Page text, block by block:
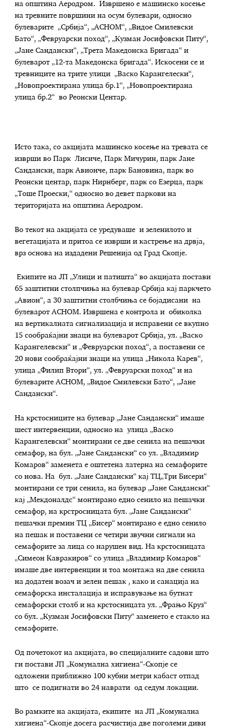
на општина Аеродром. Извршено е машинско косење
на тревните површини на осум булевари, односно
булеварите „Србија“, „АСНОМ“, „Видое Смилевски
Бато“, „Февруарски поход“, „Кузман Јосифовски Питу“,
„Јане Сандански“, „Трета Македонска Бригада“ и
булеварот „12-та Македонска бригада“. Искосени се и
тревниците на трите улици „Васко Карангелески“,
„Новопроектирана улица бр.1“, „Новопроектирана
улица бр.2“ во Реонски Центар.
Исто така, со акцијата машинско косење на тревата се
изврши во Парк Лисиче, Парк Мичурин, парк Јане
Сандански, парк Авионче, парк Бановина, парк во
Реонски центар, парк Нирнберг, парк со Езерца, парк
„Тоше Проески,“ односно во девет паркови на
територијата на општина Аеродром.
Во текот на акцијата се уредуваше и зеленилото и
вегетацијата и притоа се изврши и кастрење на дрвја,
врз основа на издадени Решенија од Град Скопје.
Екипите на ЈП „Улици и патишта“ во акцијата постави
65 заштитни столпчиња на булевар Србија кај паркчето
„Авион“, а 30 заштитни столбчиња се бојадисани на
булеварот АСНОМ. Извршена е контрола и обиколка
на вертикалната сигнализација и исправени се вкупно
15 сообраќајни знаци на булеварот Србија, ул. „Васко
Карангелевски“ и „Февруарски поход“, а поставени се
20 нови сообраќајни знаци на улица „Никола Карев“,
улица „Филип Втори“, ул. „Февруарски поход“ и на
булеварите АСНОМ, „Видое Смилевски Бато“, „Јане
Сандански“.
На крстосниците на булевар „Јане Сандански“ имаше
шест интервенции, односно на улица „Васко
Карангелевски“ монтирани се две сенила на пешачки
семафор, на бул. „Јане Сандански“ со ул. „Владимир
Комаров“ заменета е оштетена латерна на семафорите
со нова. На бул. „Јане Сандански“ кај ТЦ„Три Бисери“
монтирани се три сенила, на булевар „Јане Сандански“
кај „Мекдоналдс“ монтирано едно сенило на пешачки
семафор, на крстросницата бул. „Јане Сандански“
пешачки премин ТЦ „Бисер“ монтирано е едно сенило
на пешак и поставени се четири звучни сигнали на
семафорите за лица со нарушен вид. На крстосницата
„Симеон Кавракиров“ со улица „Владимир Комаров“
имаше две интервенции и тоа монтажа на две сенила
на додатен возач и зелен пешак , како и санација на
семафорска инсталација и исправување на бутнат
семафорски столб и на крстосницата ул. „Фрањо Круз“
со бул. „Кузман Јосифовски Питу“ заменето е стакло на
семафорите.
Од почетокот на акцијата, во специјалните садови што
ги постави ЈП „Комунална хигиена“-Скопје се
одложени приближно 100 кубни метри кабаст отпад
што се подигнати во 24 наврати од седум локации.
Во рамките на акцијата, екипите на ЈП „Комунална
хигиена“-Скопје досега расчистија две поголеми диви